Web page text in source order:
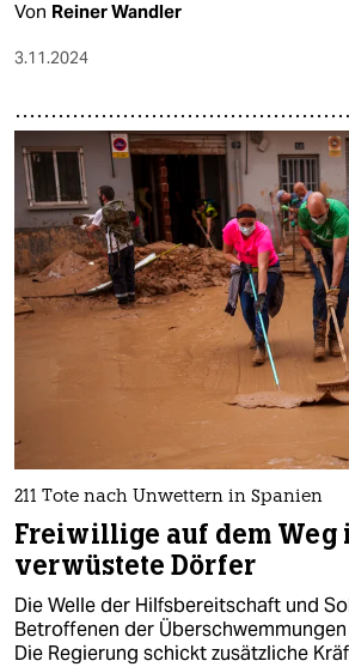
Von Reiner Wandler
3.11.2024
211 Tote nach Unwettern in Spanien
Freiwillige auf dem Weg
verwüstete Dörfer
Die Welle der Hilfsbereitschaft und
Betroffenen der
Die Regierung schickt zusätzliche